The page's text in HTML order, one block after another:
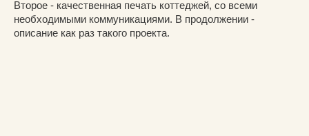
Второе - качественная печать коттеджей, со всеми
необходимыми коммуникациями. В продолжении -
описание как раз такого проекта.